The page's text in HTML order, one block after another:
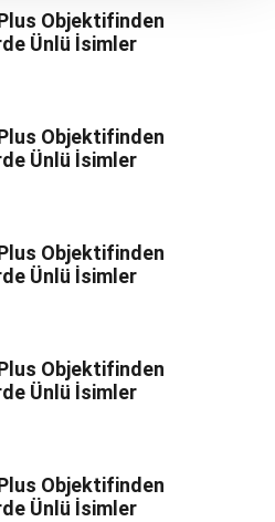
Objektifinden
Ünlü İsimler
Objektifinden
Ünlü İsimler
Objektifinden
Ünlü İsimler
Objektifinden
Ünlü İsimler
Objektifinden
Ünlü İsimler